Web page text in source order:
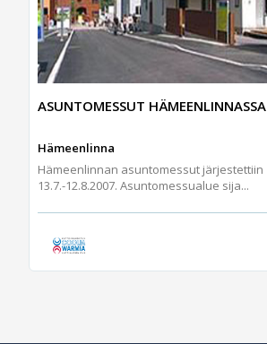
ASUNTOMESSUT HÄMEENLINNASSA
Hämeenlinna
Hämeenlinnan asuntomessut järjestettiin
13.7.-12.8.2007. Asuntomessualue sija...